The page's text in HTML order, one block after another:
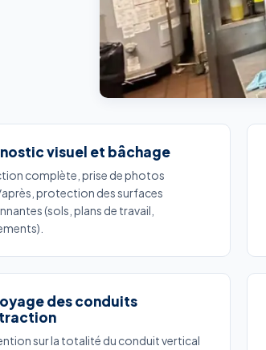
visuel et bâchage
complète, prise de photos
protection des surfaces
(sols, plans de travail,
des conduits
sur la totalité du conduit vertical